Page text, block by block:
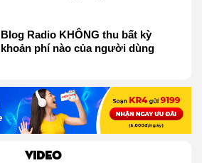
Blog Radio KHÔNG thu bất kỳ
khoản phí nào của người dùng
VIDEO